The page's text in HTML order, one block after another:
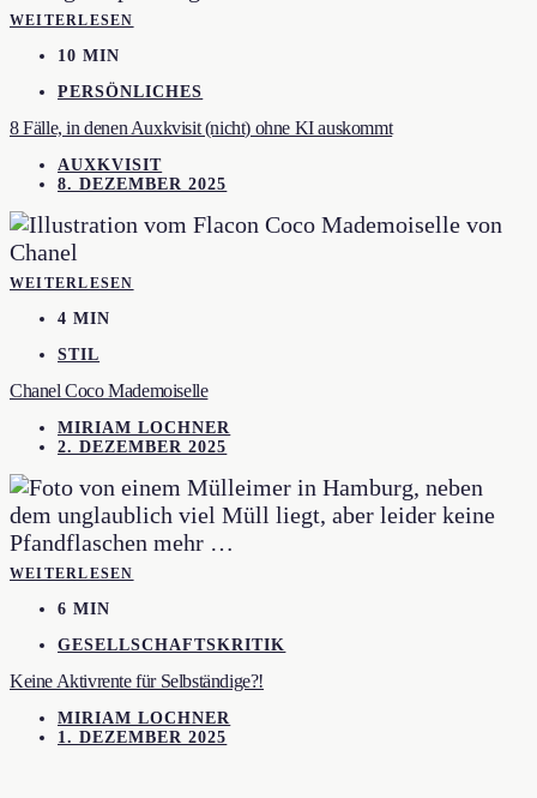
WEITERLESEN
10 MIN
PERSÖNLICHES
8 Fälle, in denen Auxkvisit (nicht) ohne KI auskommt
AUXKVISIT
8. DEZEMBER 2025
WEITERLESEN
4 MIN
STIL
Chanel Coco Mademoiselle
MIRIAM LOCHNER
2. DEZEMBER 2025
WEITERLESEN
6 MIN
GESELLSCHAFTSKRITIK
Keine Aktivrente für Selbständige?!
MIRIAM LOCHNER
1. DEZEMBER 2025